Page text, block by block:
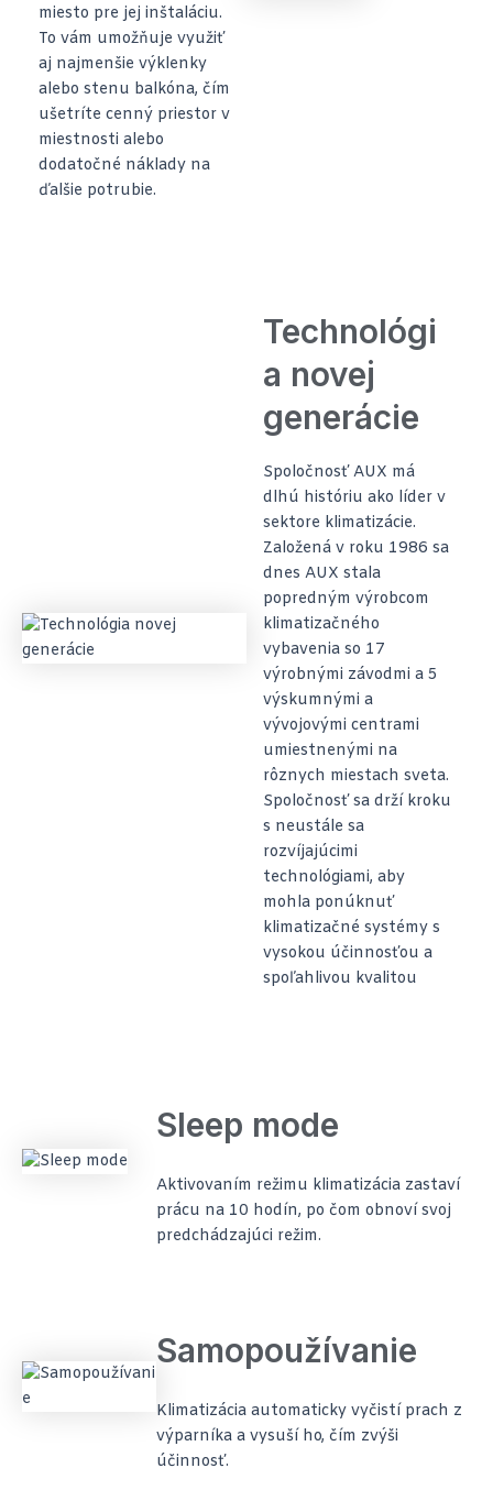
miesto pre jej inštaláciu.
To vám umožňuje využiť
aj najmenšie výklenky
alebo stenu balkóna, čím
ušetríte cenný priestor v
miestnosti alebo
dodatočné náklady na
ďalšie potrubie.
Technológi
a novej
generácie
Spoločnosť AUX má
dlhú históriu ako líder v
sektore klimatizácie.
Založená v roku 1986 sa
dnes AUX stala
popredným výrobcom
klimatizačného
vybavenia so 17
výrobnými závodmi a 5
výskumnými a
vývojovými centrami
umiestnenými na
rôznych miestach sveta.
Spoločnosť sa drží kroku
s neustále sa
rozvíjajúcimi
technológiami, aby
mohla ponúknuť
klimatizačné systémy s
vysokou účinnosťou a
spoľahlivou kvalitou
Sleep mode
Aktivovaním režimu klimatizácia zastaví
prácu na 10 hodín, po čom obnoví svoj
predchádzajúci režim.
Samopoužívanie
Klimatizácia automaticky vyčistí prach z
výparníka a vysuší ho, čím zvýši
účinnosť.